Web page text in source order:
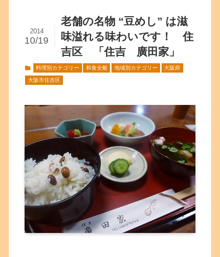
老舗の名物 “豆めし” は滋
味溢れる味わいです！ 住
吉区 「住吉 廣田家」
2014
10/19
料理別カテゴリー 和食全般 地域別カテゴリー 大阪府
大阪市住吉区